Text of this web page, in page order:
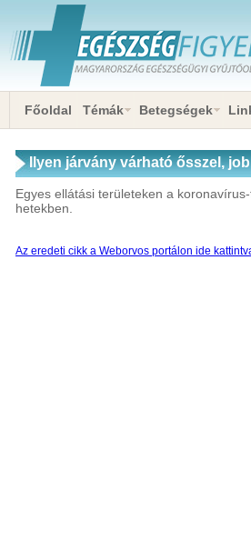
Főoldal Témák Betegségek
Ilyen járvány várható ősszel,
Egyes ellátási területeken a
hetekben.
Az eredeti cikk a Weborvos portálon ide